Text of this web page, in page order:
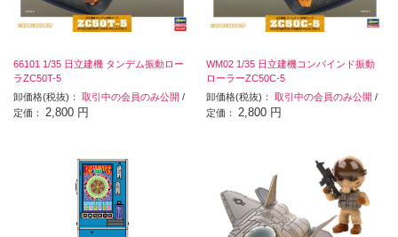
66101 1/35 日立建機 タンデム振動ロー
ラZC50T-5
卸価格(税抜)： 取引中の会員のみ公開 /
定価： 2,800 円
WM02 1/35 日立建機コンバインド振動
ローラーZC50C-5
卸価格(税抜)：取引中の会員のみ公開 /
定価： 2,800 円